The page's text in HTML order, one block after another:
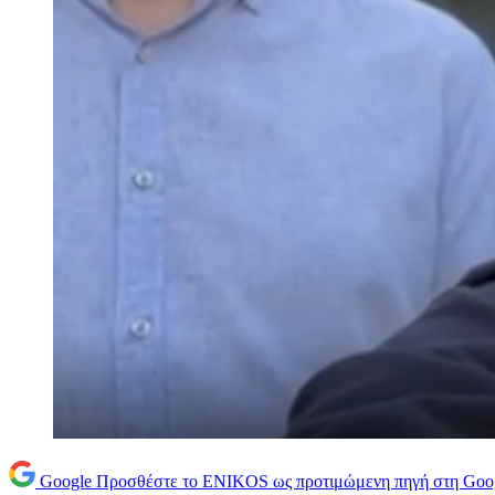
Google Προσθέστε το ENIKOS ως προτιμώμενη πηγή στη